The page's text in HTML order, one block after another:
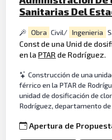
Sanitarias Del
Obra Civil/ Ingenieria
Const de una Unid de
en la PTAR de Rodríguez.
Construcción de una
férrico en la PTAR de
unidad de dosificación de
Rodríguez, departamento de
Apertura de